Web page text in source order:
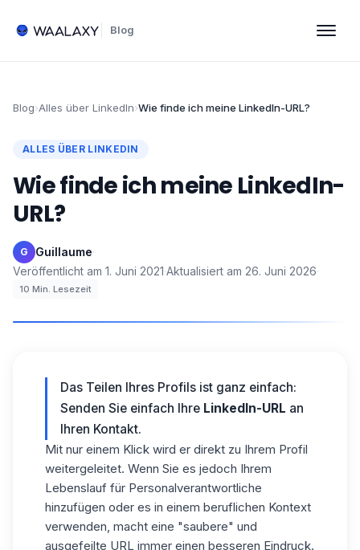
Blog
Blog›Alles über LinkedIn›Wie finde ich meine LinkedIn-URL?
ALLES ÜBER LINKEDIN
Wie finde ich meine LinkedIn-
URL?
G Guillaume·
Veröffentlicht am 1. Juni 2021·Aktualisiert am 26. Juni 2026·
10 Min. Lesezeit
Das Teilen Ihres Profils ist ganz einfach:
Senden Sie einfach Ihre LinkedIn-URL an
Ihren Kontakt.
Mit nur einem Klick wird er direkt zu Ihrem Profil
weitergeleitet. Wenn Sie es jedoch Ihrem
Lebenslauf für Personalverantwortliche
hinzufügen oder es in einem beruflichen Kontext
verwenden, macht eine "saubere" und
ausgefeilte URL immer einen besseren Eindruck.